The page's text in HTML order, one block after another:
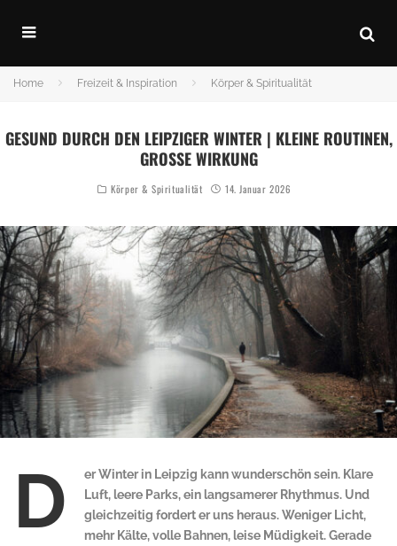
Home Freizeit & Inspiration Körper & Spiritualität
GESUND DURCH DEN LEIPZIGER WINTER | KLEINE ROUTINEN,
GROSSE WIRKUNG
Körper & Spiritualität 14. Januar 2026
D
er Winter in Leipzig kann wunderschön sein. Klare
Luft, leere Parks, ein langsamerer Rhythmus. Und
gleichzeitig fordert er uns heraus. Weniger Licht,
mehr Kälte, volle Bahnen, leise Müdigkeit. Gerade